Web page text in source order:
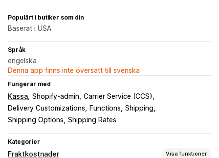
Populärt i butiker som din
Baserat i USA
Språk
engelska
Denna app finns inte översatt till svenska
Fungerar med
Kassa Shopify-admin Carrier Service (CCS)
Delivery Customizations
Functions Shipping
Shipping Options Shipping Rates
Kategorier
Fraktkostnader Visa funktioner